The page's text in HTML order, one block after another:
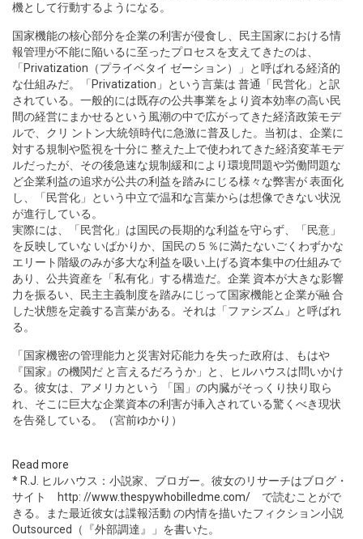
機として行動するようになる。
国家機能の核心部分を企業の利害が侵食し、民主国家における情
報管理が不能に陥いるに至ったプロセスを支えてきたのは、
「Privatization（プライベタイ ゼーション）」と呼ばれる経済的
な仕組みだ。「Privatization」という言葉は 普通「民営化」と訳
されている。一般的には既存の公共事業をより資本効率の高い民
間の経営にまかせるという風潮の中で広がってきた経済政策モデ
ルで、クリ ントン大統領時代に急激に普及した。当初は、企業に
対する規制や監視を十分に 整えた上で使われてきた経済変革モデ
ルだったが、その後急速な規制緩和により環境問題や労働問題な
ど企業利益の追求が公共の利益を踏みにじる様々な弊害が 表面化
し、「民営化」という中立で温和な言葉からは想像できない状況
が進行している。
実際には、「民営化」は国民の長期的な利益を守らず、「民意」
を反映していな いばかりか、国民の５％に満たないごくわずかな
エリート階級のみが多大な利益を吸い上げる資本集中の仕組みで
あり、公共資産を「私有化」する構造だ。企業 資本が大きな影響
力を振るい、民主主義制度を踏みにじって国家機能と企業が融 合
した状態を定義する言葉がある。それは「ファシズム」と呼ばれ
る。
「国家機密の管理能力と災害対応能力を失った政府は、もはや
『国家』の機関だ と言えるだろうか」と、ヒルハウスは問いかけ
る。彼女は、アメリカという 「国」の内臓がそっくり抉り取ら
れ、そこに巨大な企業資本の利害が挿入されている驚くべき現状
を告発している。（宮前ゆかり）
Read more
* R.J. ヒルハウス：小説家、ブロガー。彼女のリサーチはブログ・
サイト http: //www.thespywhobilledme.com/ で読むことがで
きる。また最近彼女は諜報活動 の内情を描いたフィクション小説
Outsourced（『外部調達』」を書いた。